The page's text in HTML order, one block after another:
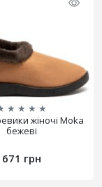
★ ★ ★ ★
жіночі Moka
бежеві
671 грн